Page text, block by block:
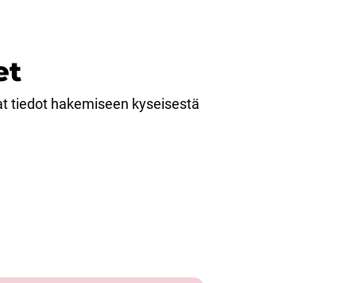
tiedot hakemiseen kyseisestä